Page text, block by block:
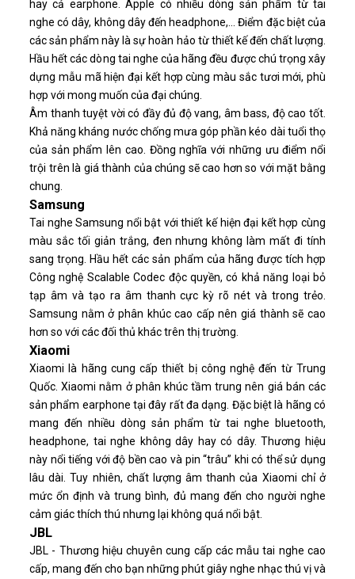
hay cả earphone. Apple có nhiều dòng sản phẩm từ tai
nghe có dây, không dây đến headphone,... Điểm đặc biệt của
các sản phẩm này là sự hoàn hảo từ thiết kế đến chất lượng.
Hầu hết các dòng tai nghe của hãng đều được chú trọng xây
dựng mẫu mã hiện đại kết hợp cùng màu sắc tươi mới, phù
hợp với mong muốn của đại chúng.
Âm thanh tuyệt vời có đầy đủ độ vang, âm bass, độ cao tốt.
Khả năng kháng nước chống mưa góp phần kéo dài tuổi thọ
của sản phẩm lên cao. Đồng nghĩa với những ưu điểm nổi
trội trên là giá thành của chúng sẽ cao hơn so với mặt bằng
chung.
Samsung
Tai nghe Samsung nổi bật với thiết kế hiện đại kết hợp cùng
màu sắc tối giản trắng, đen nhưng không làm mất đi tính
sang trọng. Hầu hết các sản phẩm của hãng được tích hợp
Công nghệ Scalable Codec độc quyền, có khả năng loại bỏ
tạp âm và tạo ra âm thanh cực kỳ rõ nét và trong trẻo.
Samsung nằm ở phân khúc cao cấp nên giá thành sẽ cao
hơn so với các đối thủ khác trên thị trường.
Xiaomi
Xiaomi là hãng cung cấp thiết bị công nghệ đến từ Trung
Quốc. Xiaomi nằm ở phân khúc tầm trung nên giá bán các
sản phẩm earphone tại đây rất đa dạng. Đặc biệt là hãng có
mang đến nhiều dòng sản phẩm từ tai nghe bluetooth,
headphone, tai nghe không dây hay có dây. Thương hiệu
này nổi tiếng với độ bền cao và pin “trâu” khi có thể sử dụng
lâu dài. Tuy nhiên, chất lượng âm thanh của Xiaomi chỉ ở
mức ổn định và trung bình, đủ mang đến cho người nghe
cảm giác thích thú nhưng lại không quá nổi bật.
JBL
JBL - Thương hiệu chuyên cung cấp các mẫu tai nghe cao
cấp, mang đến cho bạn những phút giây nghe nhạc thú vị và